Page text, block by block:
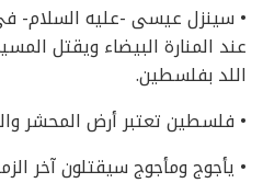
• سينزل عيسى -عليه السلام-
عند المنارة البيضاء ويقتل
اللد بفلسطين.
• فلسطين تعتبر أرض المحشر
• يأجوج ومأجوج سيقتلون آخر